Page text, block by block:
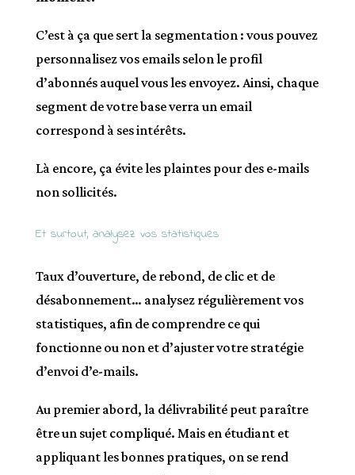
C’est à ça que sert la segmentation : vous pouvez
personnalisez vos emails selon le profil
d’abonnés auquel vous les envoyez. Ainsi, chaque
segment de votre base verra un email
correspond à ses intérêts.
Là encore, ça évite les plaintes pour des e-mails
non sollicités.
Et surtout, analysez vos statistiques
Taux d’ouverture, de rebond, de clic et de
désabonnement… analysez régulièrement vos
statistiques, afin de comprendre ce qui
fonctionne ou non et d’ajuster votre stratégie
d’envoi d’e-mails.
Au premier abord, la délivrabilité peut paraître
être un sujet compliqué. Mais en étudiant et
appliquant les bonnes pratiques, on se rend